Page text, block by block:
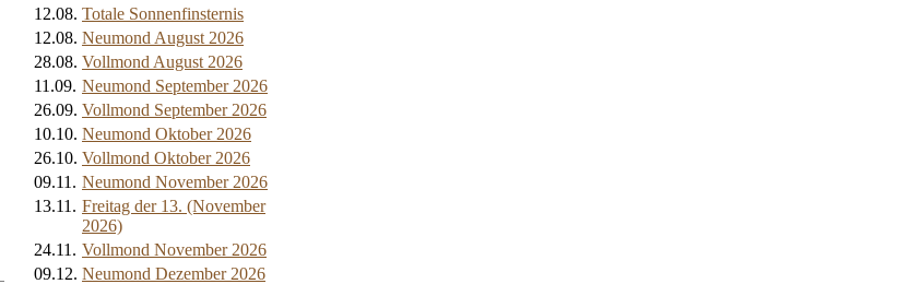
12.08. Totale Sonnenfinsternis
12.08. Neumond August 2026
28.08. Vollmond August 2026
11.09. Neumond September 2026
26.09. Vollmond September 2026
10.10. Neumond Oktober 2026
26.10. Vollmond Oktober 2026
09.11. Neumond November 2026
13.11. Freitag der 13. (November
2026)
24.11. Vollmond November 2026
09.12. Neumond Dezember 2026